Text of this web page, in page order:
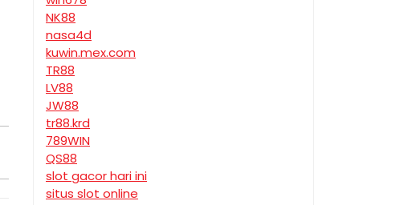
NK88
nasa4d
kuwin.mex.com
TR88
LV88
JW88
tr88.krd
789WIN
QS88
slot gacor hari ini
situs slot online